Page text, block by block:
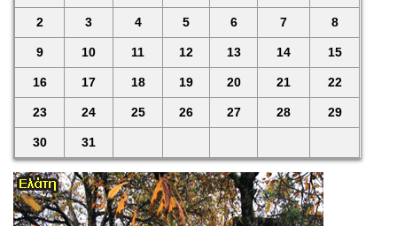
2 3 4 5 6 7 8
9 10 11 12 13 14 15
16 17 18 19 20 21 22
23 24 25 26 27 28 29
30 31